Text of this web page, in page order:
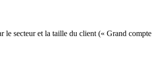
secteur et la taille du client (« Grand